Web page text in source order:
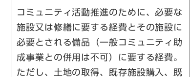
コミュニティ活動推進のために、必要な
施設又は修繕に要する経費とその施設に
必要とされる備品（一般コミュニティ助
成事業との併用は不可）に要する経費。
ただし、土地の取得、既存施設購入、既